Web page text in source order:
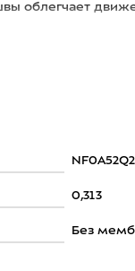
облегчает
0,313
Без